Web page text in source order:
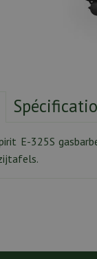
E-325S